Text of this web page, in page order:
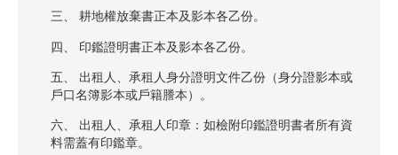
三、 耕地權放棄書正本及影本各乙份。
四、 印鑑證明書正本及影本各乙份。
五、 出租人、承租人身分證明文件乙份（身分證影本或
戶口名簿影本或戶籍謄本）。
六、 出租人、承租人印章：如檢附印鑑證明書者所有資
料需蓋有印鑑章。